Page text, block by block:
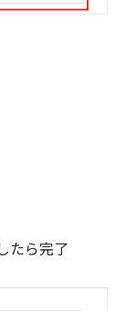
たら完了